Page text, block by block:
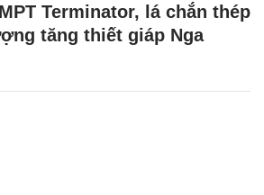
Terminator, lá chắn thép
tăng thiết giáp Nga